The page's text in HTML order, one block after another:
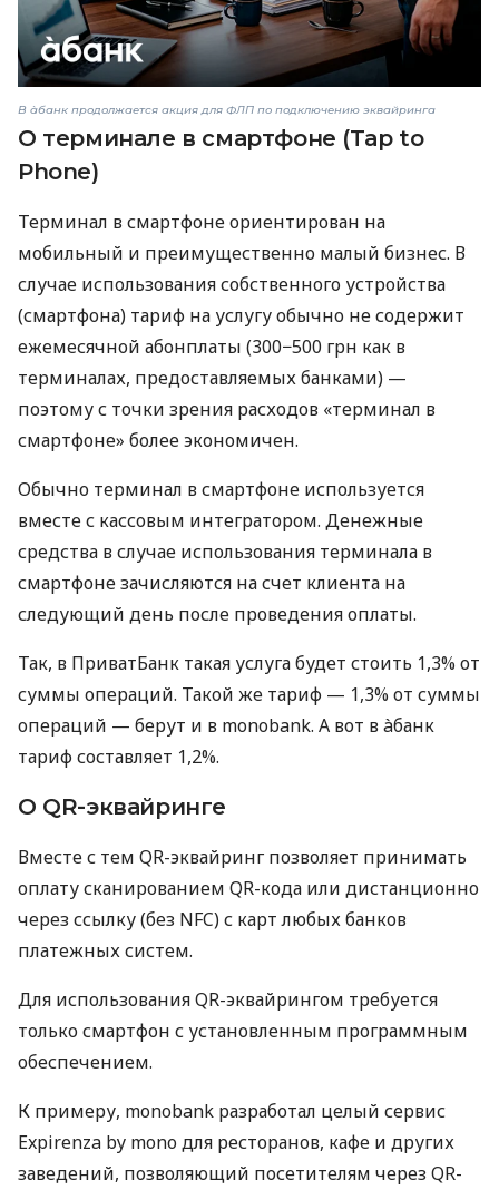
В àбанк продолжается акция для ФЛП по подключению эквайринга
О терминале в смартфоне (Tap to
Phone)
Терминал в смартфоне ориентирован на
мобильный и преимущественно малый бизнес. В
случае использования собственного устройства
(смартфона) тариф на услугу обычно не содержит
ежемесячной абонплаты (300−500 грн как в
терминалах, предоставляемых банками) —
поэтому с точки зрения расходов «терминал в
смартфоне» более экономичен.
Обычно терминал в смартфоне используется
вместе с кассовым интегратором. Денежные
средства в случае использования терминала в
смартфоне зачисляются на счет клиента на
следующий день после проведения оплаты.
Так, в ПриватБанк такая услуга будет стоить 1,3% от
суммы операций. Такой же тариф — 1,3% от суммы
операций — берут и в monobank. А вот в àбанк
тариф составляет 1,2%.
О QR-эквайринге
Вместе с тем QR-эквайринг позволяет принимать
оплату сканированием QR-кода или дистанционно
через ссылку (без NFC) с карт любых банков
платежных систем.
Для использования QR-эквайрингом требуется
только смартфон с установленным программным
обеспечением.
К примеру, monobank разработал целый сервис
Expirenza by mono для ресторанов, кафе и других
заведений, позволяющий посетителям через QR-